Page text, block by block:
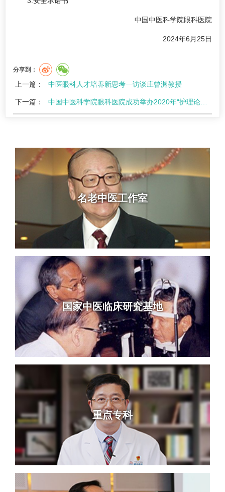
中国中医科学院眼科医院
2024年6月25日
分享到：
上一篇： 中医眼科人才培养新思考—访谈庄曾渊教授
下一篇： 中国中医科学院眼科医院成功举办2020年“护理论文评选”活动
名老中医工作室
国家中医临床研究基地
重点专科